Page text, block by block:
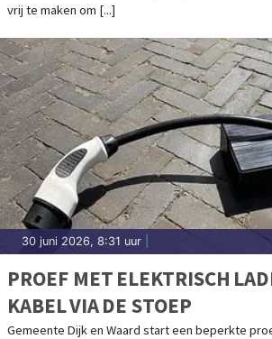
vrij te maken om [...]
30 juni 2026, 8:31 uur
PROEF MET ELEKTRISCH
KABEL VIA DE STOEP
Gemeente Dijk en Waard start een beperkte